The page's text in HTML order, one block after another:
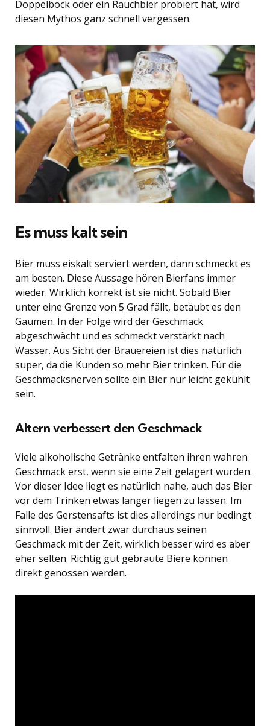
Doppelbock oder ein Rauchbier probiert hat, wird
diesen Mythos ganz schnell vergessen.
Es muss kalt sein
Bier muss eiskalt serviert werden, dann schmeckt es
am besten. Diese Aussage hören Bierfans immer
wieder. Wirklich korrekt ist sie nicht. Sobald Bier
unter eine Grenze von 5 Grad fällt, betäubt es den
Gaumen. In der Folge wird der Geschmack
abgeschwächt und es schmeckt verstärkt nach
Wasser. Aus Sicht der Brauereien ist dies natürlich
super, da die Kunden so mehr Bier trinken. Für die
Geschmacksnerven sollte ein Bier nur leicht gekühlt
sein.
Altern verbessert den Geschmack
Viele alkoholische Getränke entfalten ihren wahren
Geschmack erst, wenn sie eine Zeit gelagert wurden.
Vor dieser Idee liegt es natürlich nahe, auch das Bier
vor dem Trinken etwas länger liegen zu lassen. Im
Falle des Gerstensafts ist dies allerdings nur bedingt
sinnvoll. Bier ändert zwar durchaus seinen
Geschmack mit der Zeit, wirklich besser wird es aber
eher selten. Richtig gut gebraute Biere können
direkt genossen werden.